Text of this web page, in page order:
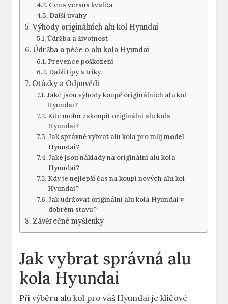
Cena versus kvalita
Další úvahy
Výhody originálních alu kol Hyundai
Údržba a životnost
Údržba a péče o alu kola Hyundai
Prevence poškození
Další tipy a triky
Otázky a Odpovědi
Jaké jsou výhody koupě originálních alu kol
Hyundai?
Kde mohu zakoupit originální alu kola
Hyundai?
Jak správně vybrat alu kola pro můj model
Hyundai?
Jaké jsou náklady na originální alu kola
Hyundai?
Kdy je nejlepší čas na koupi nových alu kol
Hyundai?
Jak udržovat originální alu kola Hyundai v
dobrém stavu?
Závěrečné myšlenky
Jak vybrat správná alu
kola Hyundai
Při výběru alu kol pro váš Hyundai je klíčové